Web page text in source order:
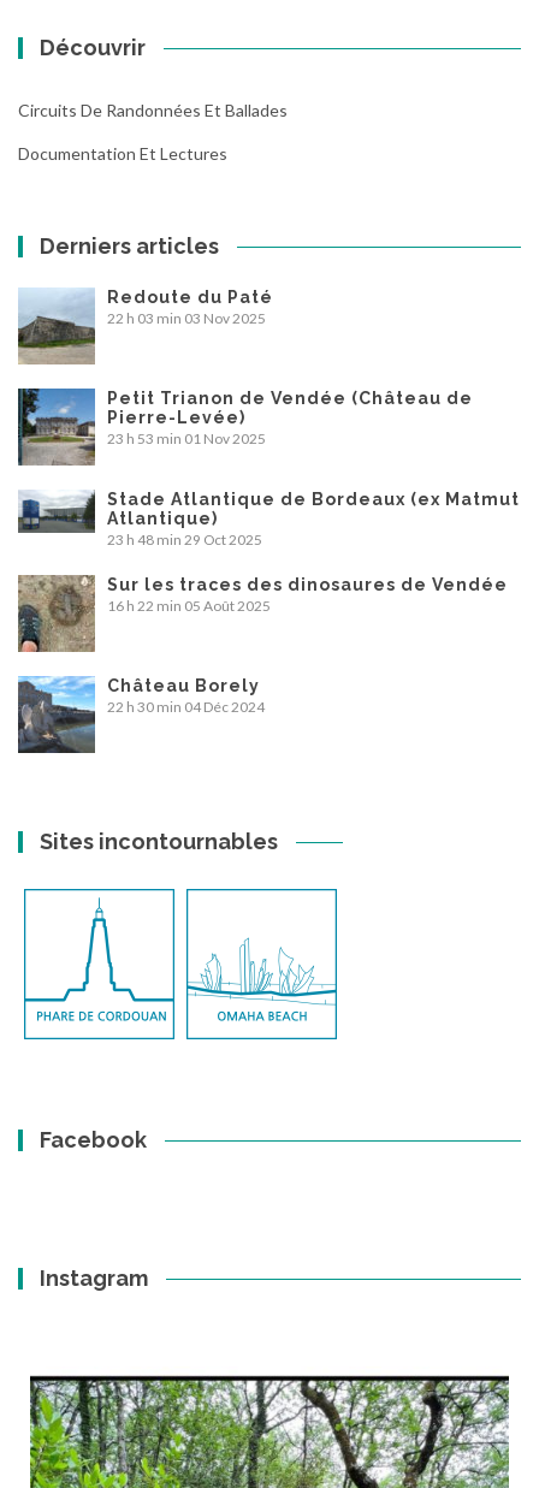
Découvrir
Circuits De Randonnées Et Ballades
Documentation Et Lectures
Derniers articles
Redoute du Paté
22 h 03 min 03 Nov 2025
Petit Trianon de Vendée (Château de
Pierre-Levée)
23 h 53 min 01 Nov 2025
Stade Atlantique de Bordeaux (ex Matmut
Atlantique)
23 h 48 min 29 Oct 2025
Sur les traces des dinosaures de Vendée
16 h 22 min 05 Août 2025
Château Borely
22 h 30 min 04 Déc 2024
Sites incontournables
Facebook
Instagram